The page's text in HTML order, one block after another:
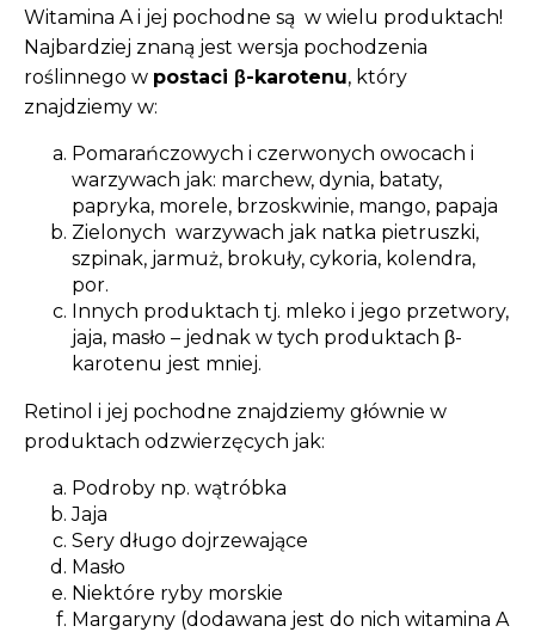
Witamina A i jej pochodne są w wielu produktach!
Najbardziej znaną jest wersja pochodzenia
roślinnego w postaci β-karotenu, który
znajdziemy w:
Pomarańczowych i czerwonych owocach i
warzywach jak: marchew, dynia, bataty,
papryka, morele, brzoskwinie, mango, papaja
Zielonych warzywach jak natka pietruszki,
szpinak, jarmuż, brokuły, cykoria, kolendra,
por.
Innych produktach tj. mleko i jego przetwory,
jaja, masło – jednak w tych produktach β-
karotenu jest mniej.
Retinol i jej pochodne znajdziemy głównie w
produktach odzwierzęcych jak:
Podroby np. wątróbka
Jaja
Sery długo dojrzewające
Masło
Niektóre ryby morskie
Margaryny (dodawana jest do nich witamina A